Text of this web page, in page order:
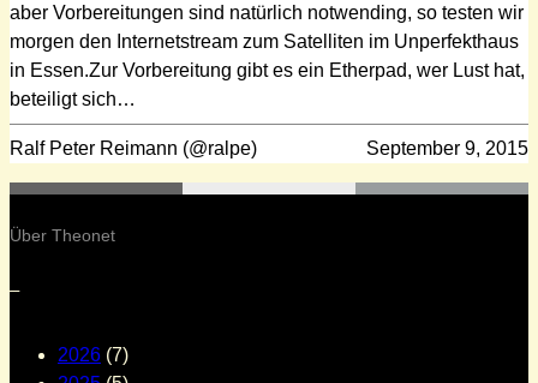
aber Vorbereitungen sind natürlich notwending, so testen wir
morgen den Internetstream zum Satelliten im Unperfekthaus
in Essen.Zur Vorbereitung gibt es ein Etherpad, wer Lust hat,
beteiligt sich…
Ralf Peter Reimann (@ralpe) September 9, 2015
Über Theonet
–
2026 (7)